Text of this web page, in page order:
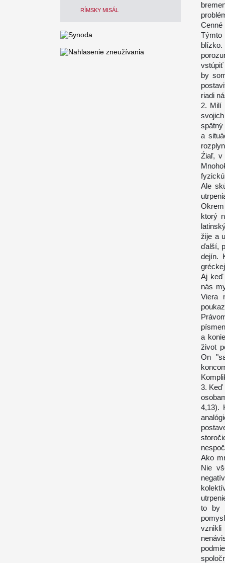
RÍMSKY MISÁL
Cenné
by
riadi
2. Milí
spätný
a
Źiaľ, v
Ale
ktorý
žije a
ďalší,
dejín.
Aj keď
nás
Viera
a
život
On
3. Keď
4,13).
Ako
Nie
to by